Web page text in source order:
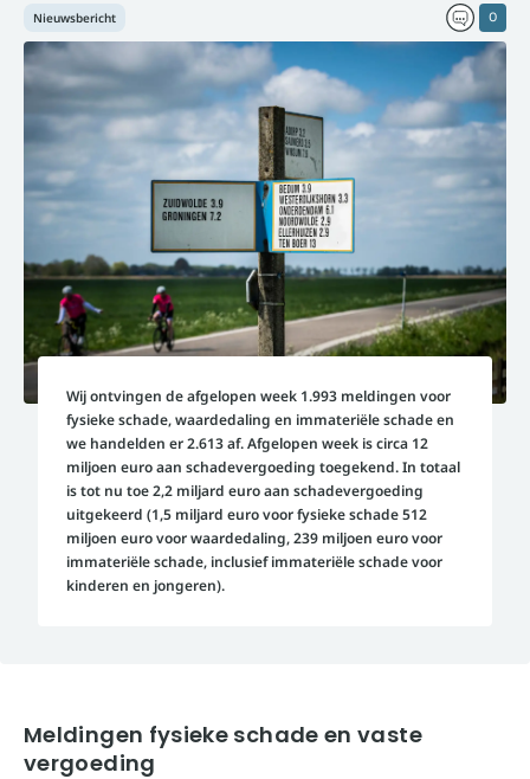
0
Nieuwsbericht
Wij ontvingen de afgelopen week 1.993 meldingen voor
fysieke schade, waardedaling en immateriële schade en
we handelden er 2.613 af. Afgelopen week is circa 12
miljoen euro aan schadevergoeding toegekend. In totaal
is tot nu toe 2,2 miljard euro aan schadevergoeding
uitgekeerd (1,5 miljard euro voor fysieke schade 512
miljoen euro voor waardedaling, 239 miljoen euro voor
immateriële schade, inclusief immateriële schade voor
kinderen en jongeren).
Meldingen fysieke schade en vaste
vergoeding